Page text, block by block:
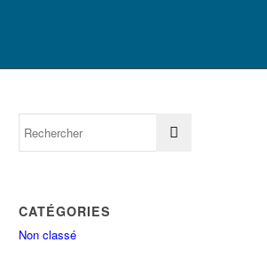
CATÉGORIES
Non classé